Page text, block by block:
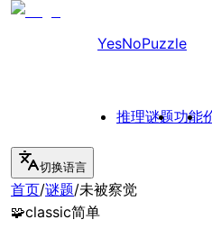
YesNoPuzzle
推理谜题功能
切换语言
首页/谜题/未被察觉
🧩classic简单